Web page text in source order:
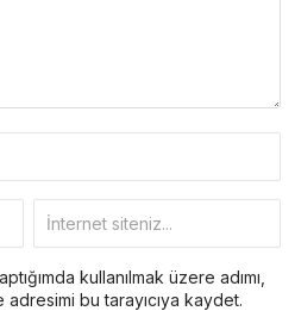
kullanılmak üzere adımı,
bu tarayıcıya kaydet.